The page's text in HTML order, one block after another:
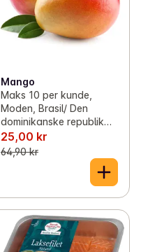
Mango
Maks 10 per kunde,
Moden, Brasil/ Den
dominikanske republikk,
2 stk
25,00 kr
64,90 kr